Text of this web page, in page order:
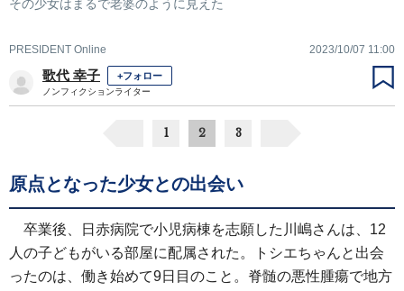
その少女はまるで老婆のように見えた
PRESIDENT Online 2023/10/07 11:00
歌代 幸子 +フォロー
ノンフィクションライター
1 2 3
原点となった少女との出会い
卒業後、日赤病院で小児病棟を志願した川嶋さんは、12
人の子どもがいる部屋に配属された。トシエちゃんと出会
ったのは、働き始めて9日目のこと。脊髄の悪性腫瘍で地方